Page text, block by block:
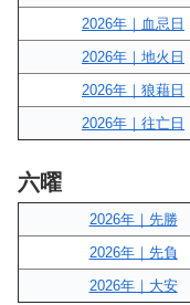
2026年｜血忌日
2026年｜地火日
2026年｜狼藉日
2026年｜往亡日
六曜
2026年｜先勝
2026年｜先負
2026年｜大安